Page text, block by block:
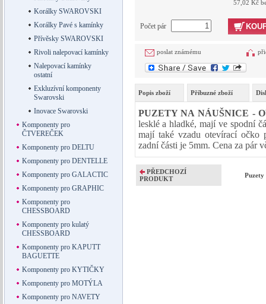
Korálky SWAROVSKI
Korálky Pavé s kamínky
Přívěsky SWAROVSKI
Rivoli nalepovací kamínky
Nalepovací kamínky
ostatní
Exkluzívní komponenty
Swarovski
Inovace Swarovski
Komponenty pro
ČTVEREČEK
Komponenty pro DELTU
Komponenty pro DENTELLE
Komponenty pro GALACTIC
Komponenty pro GRAPHIC
Komponenty pro
CHESSBOARD
Komponenty pro kulatý
CHESSBOARD
Komponenty pro KAPUTT
BAGUETTE
Komponenty pro KYTIČKY
Komponenty pro MOTÝLA
Komponenty pro NAVETY
57,02 Kč
Počet pár
poslat známému
Popis zboží Příbuzné zboží
PUZETY NA NÁUŠNICE -
lesklé a hladké, mají ve spodní
mají také vzadu otevírací očko
zadní části je 5mm. Cena za pár
PŘEDCHOZÍ
PRODUKT